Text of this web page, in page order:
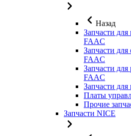
Назад
Запчасти
FAAC
Запчасти
FAAC
Запчасти
FAAC
Запчасти
Платы
Прочие
Запчасти NICE